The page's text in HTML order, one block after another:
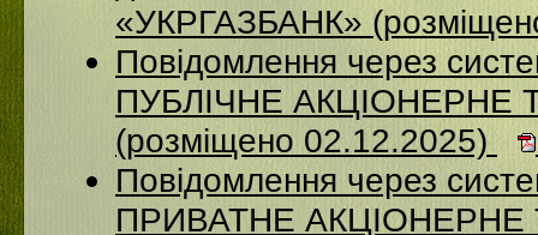
«УКРГАЗБАНК»
Повідомлення через
ПУБЛІЧНЕ
(розміщено 02.12.2025)
Повідомлення через
ПРИВАТНЕ АКЦІОНЕРНЕ